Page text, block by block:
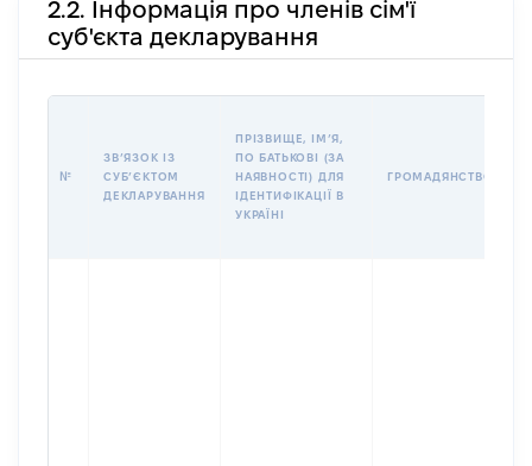
2.2. Інформація про членів сім'ї
суб'єкта декларування
№
ЗВʼЯЗОК ІЗ
СУБʼЄКТОМ
ДЕКЛАРУВАННЯ
ПРІЗВИЩЕ, ІМʼЯ,
ПО БАТЬКОВІ (ЗА
НАЯВНОСТІ) ДЛЯ
ІДЕНТИФІКАЦІЇ В
УКРАЇНІ
ГРОМАДЯНСТВО